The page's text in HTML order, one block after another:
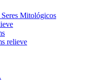
Mitológicos
relieve